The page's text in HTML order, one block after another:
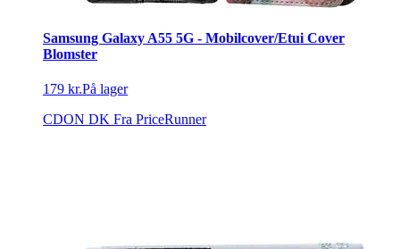
Samsung Galaxy A55 5G - Mobilcover/Etui Cover
Blomster
179 kr.På lager
CDON DK Fra PriceRunner